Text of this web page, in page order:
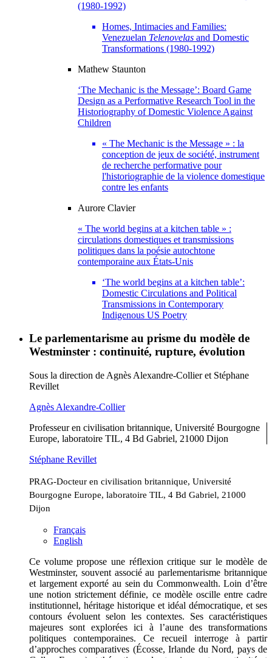
(1980-1992)
Homes, Intimacies and Families:
Venezuelan Telenovelas and Domestic
Transformations (1980-1992)
Mathew Staunton
‘The Mechanic is the Message’: Board Game
Design as a Performative Research Tool in the
Historiography of Domestic Violence Against
Children
« The Mechanic is the Message » : la
conception de jeux de société, instrument
de recherche performative pour
l'historiographie de la violence domestique
contre les enfants
Aurore Clavier
« The world begins at a kitchen table » :
circulations domestiques et transmissions
politiques dans la poésie autochtone
contemporaine aux États-Unis
‘The world begins at a kitchen table’:
Domestic Circulations and Political
Transmissions in Contemporary
Indigenous US Poetry
Le parlementarisme au prisme du modèle de
Westminster : continuité, rupture, évolution
Sous la direction de Agnès Alexandre-Collieret Stéphane
Revillet
Agnès Alexandre-Collier
Professeur en civilisation britannique, Université Bourgogne
Europe, laboratoire TIL, 4 Bd Gabriel, 21000 Dijon
Stéphane Revillet
PRAG-Docteur en civilisation britannique, Université
Bourgogne Europe, laboratoire TIL, 4 Bd Gabriel, 21000
Dijon
Français
English
Ce volume propose une réflexion critique sur le modèle de
Westminster, souvent associé au parlementarisme britannique
et largement exporté au sein du Commonwealth. Loin d’être
une notion strictement définie, ce modèle oscille entre cadre
institutionnel, héritage historique et idéal démocratique, et ses
contours évoluent selon les contextes. Ses caractéristiques
majeures sont explorées ici à l’aune des transformations
politiques contemporaines. Ce recueil interroge à partir
d’approches comparatives (Écosse, Irlande du Nord, pays de